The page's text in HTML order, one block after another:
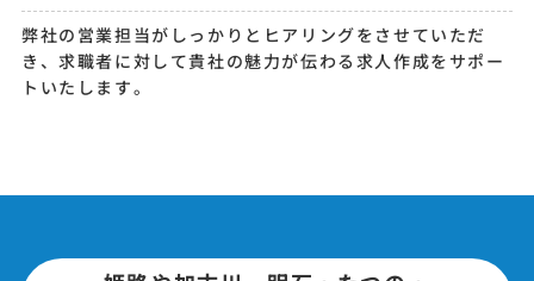
弊社の営業担当がしっかりとヒアリングをさせていただ
き、求職者に対して貴社の魅力が伝わる求人作成をサポー
トいたします。